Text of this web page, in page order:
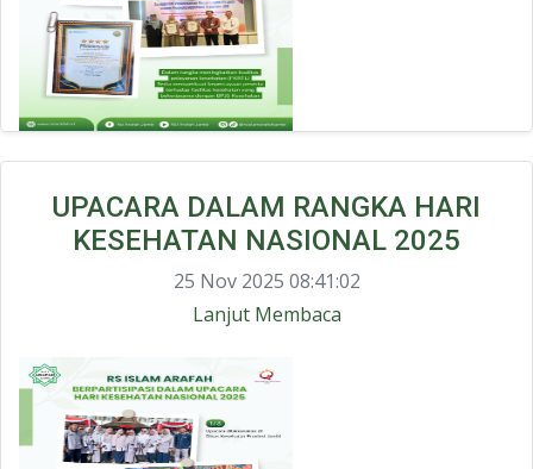
UPACARA DALAM RANGKA HARI
KESEHATAN NASIONAL 2025
25 Nov 2025 08:41:02
Lanjut Membaca